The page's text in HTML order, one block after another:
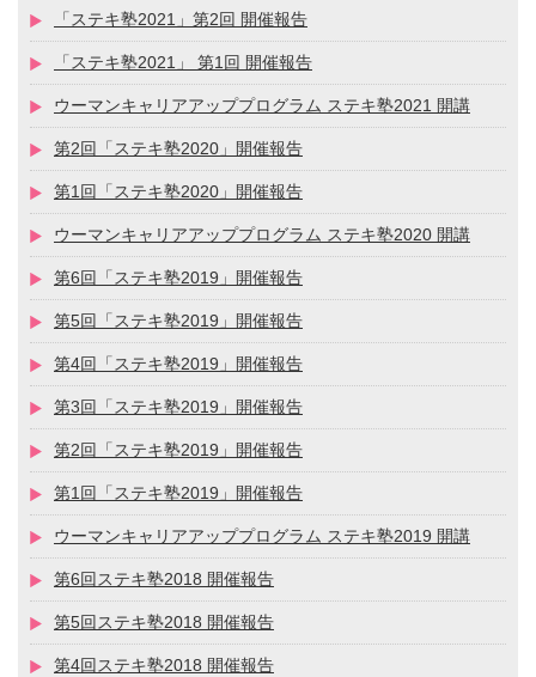
「ステキ塾2021」第2回 開催報告
「ステキ塾2021」 第1回 開催報告
ウーマンキャリアアッププログラム ステキ塾2021 開講
第2回「ステキ塾2020」開催報告
第1回「ステキ塾2020」開催報告
ウーマンキャリアアッププログラム ステキ塾2020 開講
第6回「ステキ塾2019」開催報告
第5回「ステキ塾2019」開催報告
第4回「ステキ塾2019」開催報告
第3回「ステキ塾2019」開催報告
第2回「ステキ塾2019」開催報告
第1回「ステキ塾2019」開催報告
ウーマンキャリアアッププログラム ステキ塾2019 開講
第6回ステキ塾2018 開催報告
第5回ステキ塾2018 開催報告
第4回ステキ塾2018 開催報告